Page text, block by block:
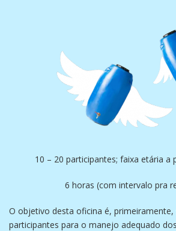
10 – 20 participantes; faixa etária a
6 horas (com intervalo pra
O objetivo desta oficina é, primeiramente,
participantes para o manejo adequado